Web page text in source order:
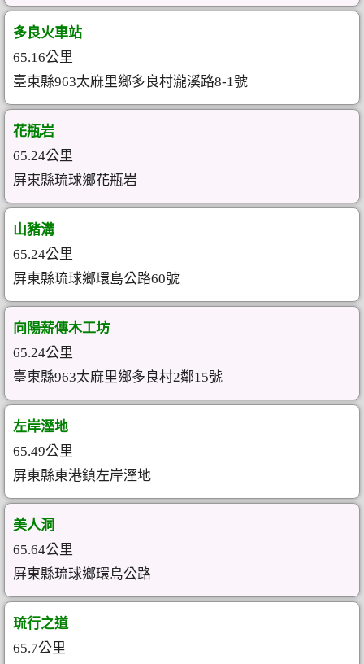
多良火車站
65.16公里
臺東縣963太麻里鄉多良村瀧溪路8-1號
花瓶岩
65.24公里
屏東縣琉球鄉花瓶岩
山豬溝
65.24公里
屏東縣琉球鄉環島公路60號
向陽薪傳木工坊
65.24公里
臺東縣963太麻里鄉多良村2鄰15號
左岸溼地
65.49公里
屏東縣東港鎮左岸溼地
美人洞
65.64公里
屏東縣琉球鄉環島公路
琉行之道
65.7公里